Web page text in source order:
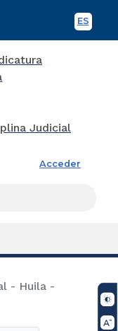
ES
Acceder
- Huila -